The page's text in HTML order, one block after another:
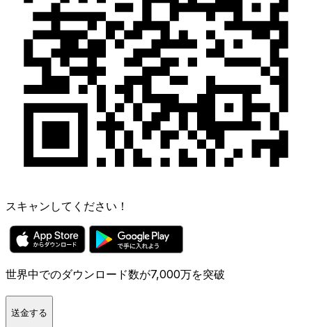
スキャンしてください！
世界中でのダウンロード数が7,000万を突破
送金する